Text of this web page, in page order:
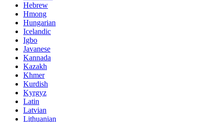
Hebrew
Hmong
Hungarian
Icelandic
Igbo
Javanese
Kannada
Kazakh
Khmer
Kurdish
Kyrgyz
Latin
Latvian
Lithuanian